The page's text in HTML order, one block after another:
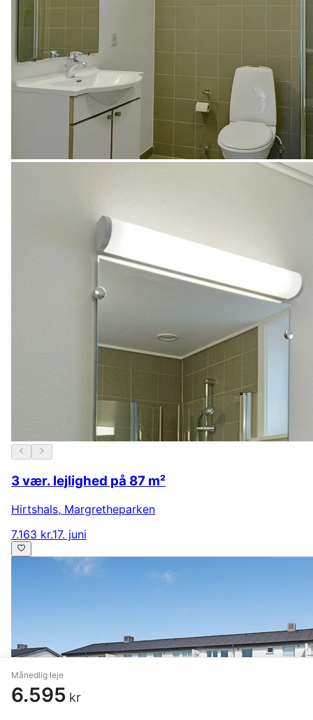
Månedlig leje
6.595 kr
3 vær. lejlighed på 87 m²
Hirtshals, Margretheparken
7.163 kr.17. juni